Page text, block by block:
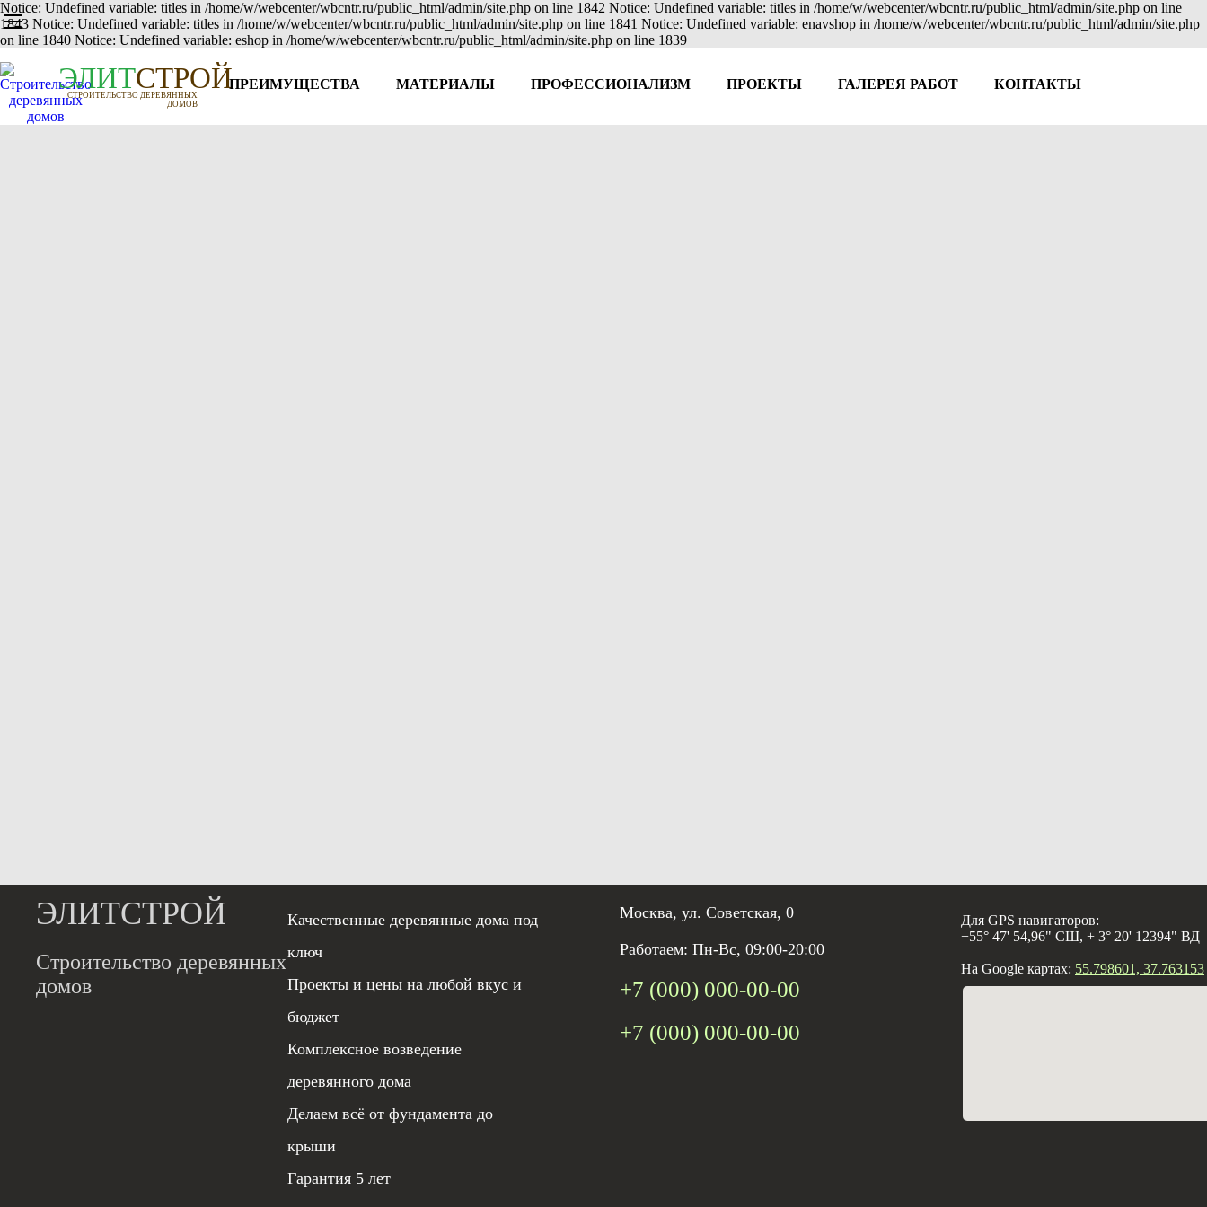
Notice: Undefined variable: titles in /home/w/webcenter/wbcntr.ru/public_html/admin/site.php on line 1842 Notice: Undefined variable: titles in /home/w/webcenter/wbcntr.ru/public_html/admin/site.php on line
1843 Notice: Undefined variable: titles in /home/w/webcenter/wbcntr.ru/public_html/admin/site.php on line 1841 Notice: Undefined variable: enavshop in /home/w/webcenter/wbcntr.ru/public_html/admin/site.php
on line 1840 Notice: Undefined variable: eshop in /home/w/webcenter/wbcntr.ru/public_html/admin/site.php on line 1839
ЭЛИТСТРОЙ
СТРОИТЕЛЬСТВО ДЕРЕВЯННЫХ
ДОМОВ
ПРЕИМУЩЕСТВА МАТЕРИАЛЫ ПРОФЕССИОНАЛИЗМ ПРОЕКТЫ ГАЛЕРЕЯ РАБОТ КОНТАКТЫ
ЭЛИТСТРОЙ
Строительство деревянных
домов
Качественные деревянные дома под
ключ
Проекты и цены на любой вкус и
бюджет
Комплексное возведение
деревянного дома
Делаем всё от фундамента до
крыши
Гарантия 5 лет
Москва, ул. Советская, 0
Работаем: Пн-Вс, 09:00-20:00
+7 (000) 000-00-00
+7 (000) 000-00-00
Для GPS навигаторов:
+55° 47' 54,96" СШ, + 3° 20' 12394" ВД
На Google картах: 55.798601, 37.763153